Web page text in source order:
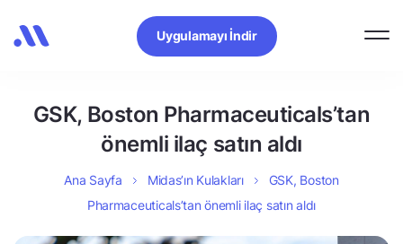
Uygulamayı İndir
GSK, Boston Pharmaceuticals’tan
önemli ilaç satın aldı
Ana Sayfa Midas’ın Kulakları
GSK, Boston
Pharmaceuticals’tan önemli ilaç satın aldı